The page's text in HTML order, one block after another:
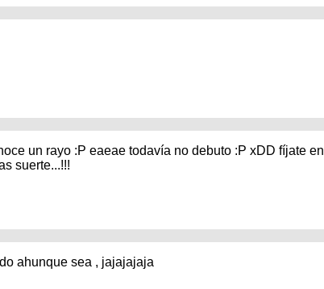
un rayo :P eaeae todavía no debuto :P xDD fíjate en
suerte...!!!
ahunque sea , jajajajaja